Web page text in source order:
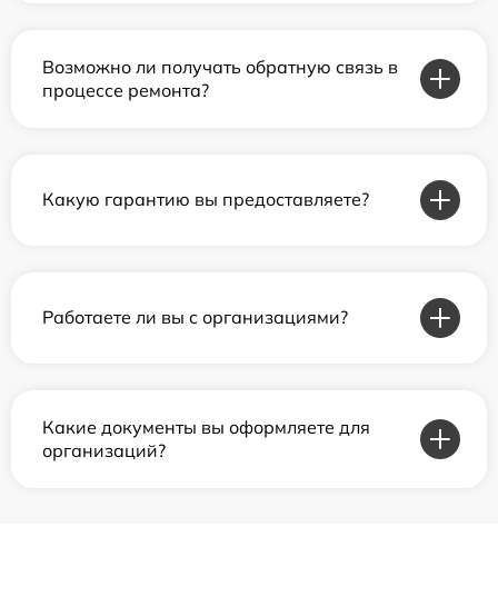
Возможно ли получать обратную связь в
процессе ремонта?
Какую гарантию вы предоставляете?
Работаете ли вы с организациями?
Какие документы вы оформляете для
организаций?